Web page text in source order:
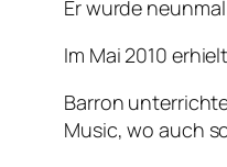
Er wurde
Im Mai 2010
Barron
Music, wo auch